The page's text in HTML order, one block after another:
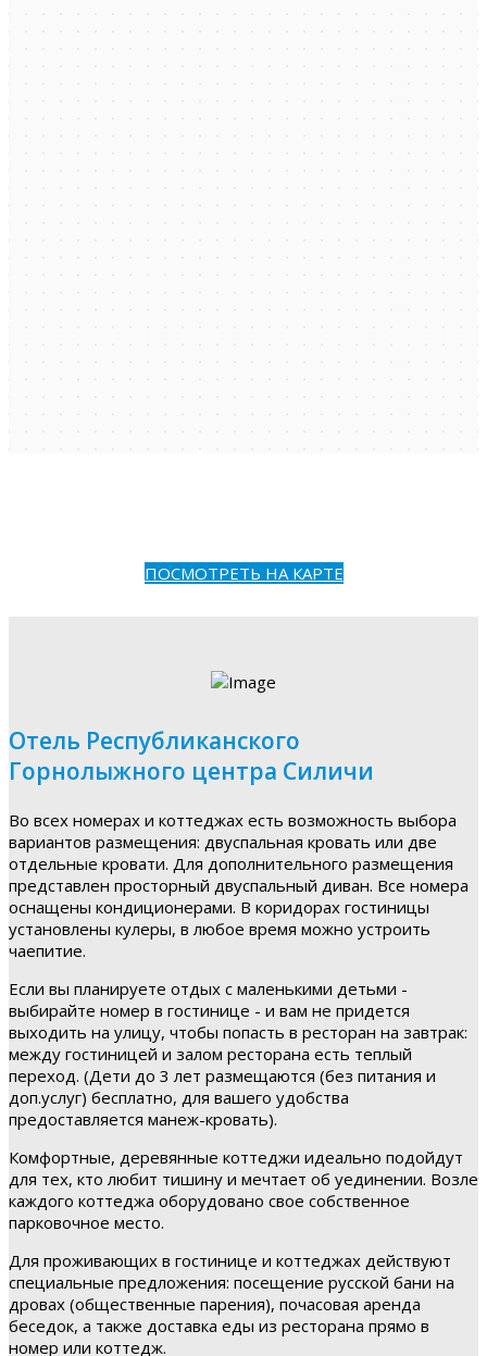
ПОСМОТРЕТЬ НА КАРТЕ
Отель Республиканского
Горнолыжного центра Силичи
Во всех номерах и коттеджах есть возможность выбора
вариантов размещения: двуспальная кровать или две
отдельные кровати. Для дополнительного размещения
представлен просторный двуспальный диван. Все номера
оснащены кондиционерами. В коридорах гостиницы
установлены кулеры, в любое время можно устроить
чаепитие.
Если вы планируете отдых с маленькими детьми -
выбирайте номер в гостинице - и вам не придется
выходить на улицу, чтобы попасть в ресторан на завтрак:
между гостиницей и залом ресторана есть теплый
переход. (Дети до 3 лет размещаются (без питания и
доп.услуг) бесплатно, для вашего удобства
предоставляется манеж-кровать).
Комфортные, деревянные коттеджи идеально подойдут
для тех, кто любит тишину и мечтает об уединении. Возле
каждого коттеджа оборудовано свое собственное
парковочное место.
Для проживающих в гостинице и коттеджах действуют
специальные предложения: посещение русской бани на
дровах (общественные парения), почасовая аренда
беседок, а также доставка еды из ресторана прямо в
номер или коттедж.